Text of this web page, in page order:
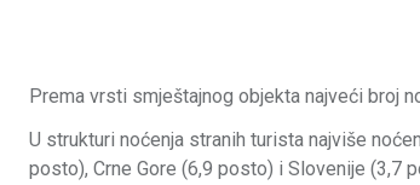
Prema vrsti smještajnog objekta najveći broj
U strukturi noćenja stranih turista najviše
posto), Crne Gore (6,9 posto) i Slovenije (3,7